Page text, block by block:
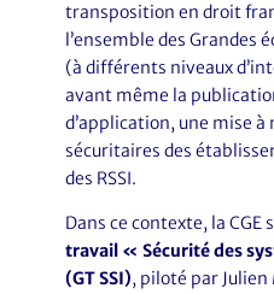
transposition en droit
l’ensemble des Grandes
(à différents niveaux
avant même la
d’application, une mise à
sécuritaires des
des RSSI.
Dans ce contexte, la CGE
travail « Sécurité des
(GT SSI), piloté par Julien